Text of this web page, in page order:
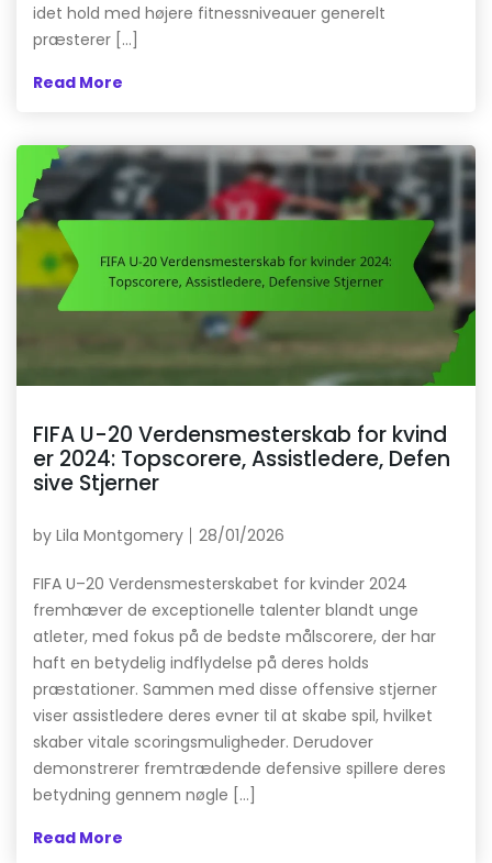
idet hold med højere fitnessniveauer generelt
præsterer […]
Read More
FIFA U-20 Verdensmesterskab for kvind
er 2024: Topscorere, Assistledere, Defen
sive Stjerner
by Lila Montgomery 28/01/2026
FIFA U–20 Verdensmesterskabet for kvinder 2024
fremhæver de exceptionelle talenter blandt unge
atleter, med fokus på de bedste målscorere, der har
haft en betydelig indflydelse på deres holds
præstationer. Sammen med disse offensive stjerner
viser assistledere deres evner til at skabe spil, hvilket
skaber vitale scoringsmuligheder. Derudover
demonstrerer fremtrædende defensive spillere deres
betydning gennem nøgle […]
Read More